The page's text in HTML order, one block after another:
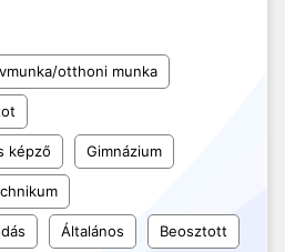
otthoni munka
képző Gimnázium
Általános Beosztott